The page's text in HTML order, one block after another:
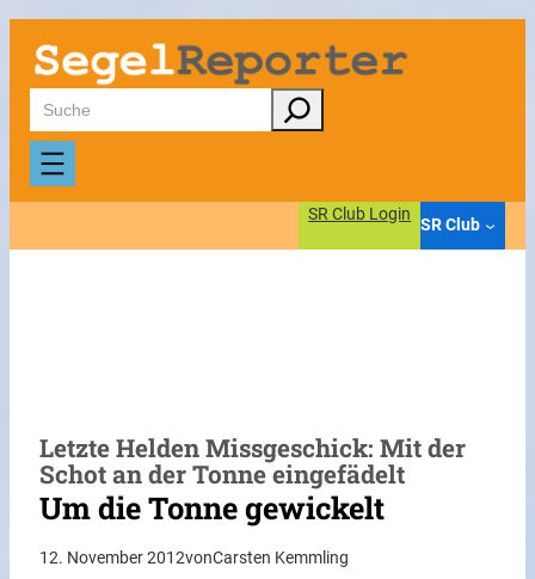
Zum
Inhalt
springen
Suchen
SR Club Login
SR Club
Letzte Helden Missgeschick: Mit der
Schot an der Tonne eingefädelt
Um die Tonne gewickelt
12. November 2012vonCarsten Kemmling